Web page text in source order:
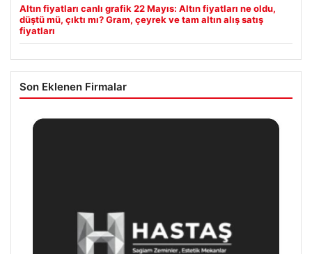
Altın fiyatları canlı grafik 22 Mayıs: Altın fiyatları ne oldu,
düştü mü, çıktı mı? Gram, çeyrek ve tam altın alış satış
fiyatları
Son Eklenen Firmalar